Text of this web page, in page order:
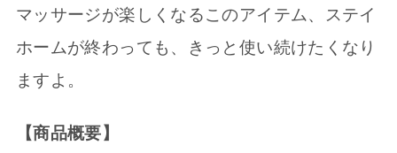
マッサージが楽しくなるこのアイテム、ステイ
ホームが終わっても、きっと使い続けたくなり
ますよ。
【商品概要】